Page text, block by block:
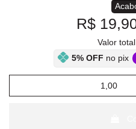
R$
Valor
5% OFF no pix